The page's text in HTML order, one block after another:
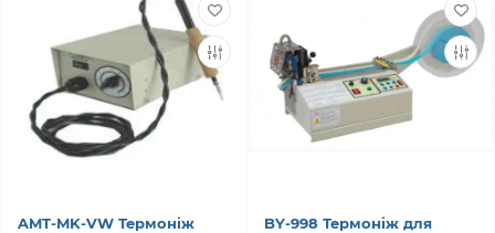
AMT-MK-VW Термоніж
BY-998 Термоніж для